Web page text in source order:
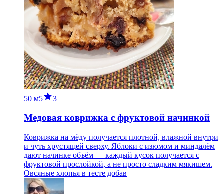
50 м5 3
Медовая коврижка с фруктовой начинкой
Коврижка на мёду получается плотной, влажной внутри
и чуть хрустящей сверху. Яблоки с изюмом и миндалём
дают начинке объём — каждый кусок получается с
фруктовой прослойкой, а не просто сладким мякишем.
Овсяные хлопья в тесте добав